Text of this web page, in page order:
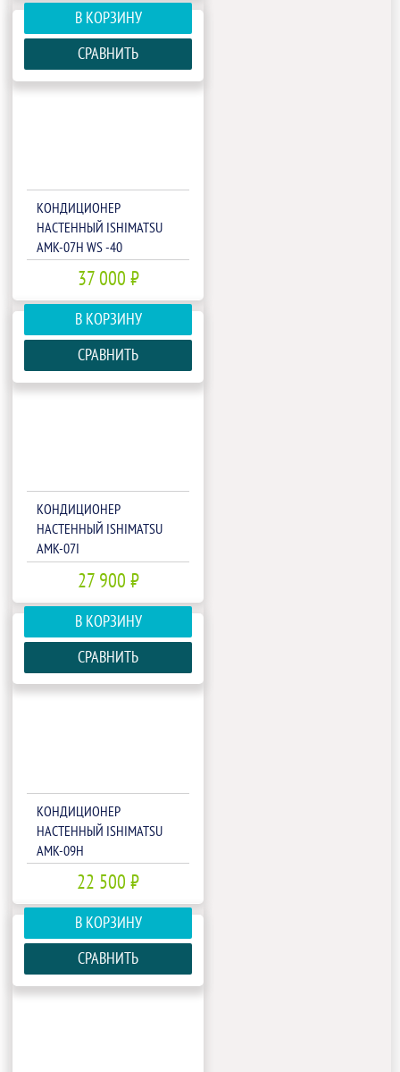
В КОРЗИНУ
СРАВНИТЬ
КОНДИЦИОНЕР
НАСТЕННЫЙ ISHIMATSU
AMK-07H WS -40
37 000 ₽
В КОРЗИНУ
СРАВНИТЬ
КОНДИЦИОНЕР
НАСТЕННЫЙ ISHIMATSU
AMK-07I
27 900 ₽
В КОРЗИНУ
СРАВНИТЬ
КОНДИЦИОНЕР
НАСТЕННЫЙ ISHIMATSU
AMK-09H
22 500 ₽
В КОРЗИНУ
СРАВНИТЬ